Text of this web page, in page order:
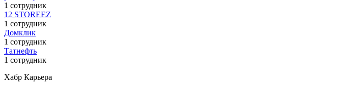
1 сотрудник
12 STOREEZ
1 сотрудник
Домклик
1 сотрудник
Татнефть
1 сотрудник
Хабр Карьера